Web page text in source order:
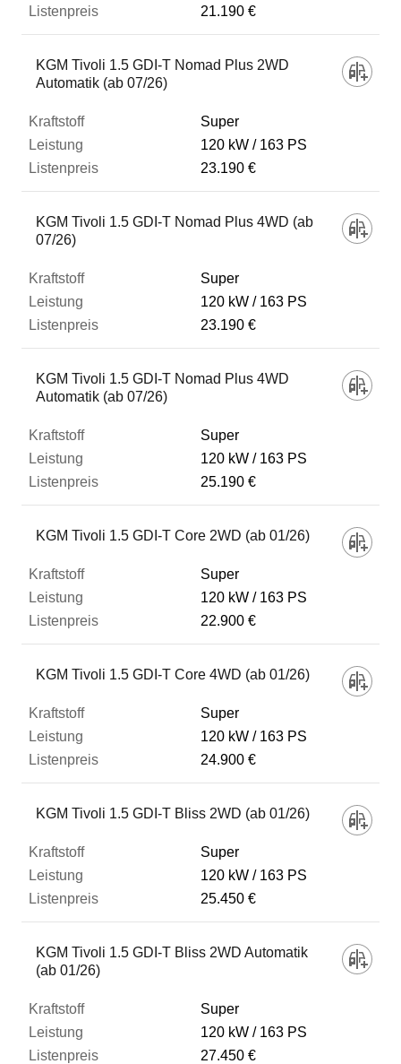
21.190 €
KGM Tivoli 1.5 GDI-T Nomad Plus 2WD
Automatik (ab 07/26)
Super
120 kW
163 PS
23.190 €
KGM Tivoli 1.5 GDI-T Nomad Plus 4WD (ab
07/26)
Super
120 kW
163 PS
23.190 €
KGM Tivoli 1.5 GDI-T Nomad Plus 4WD
Automatik (ab 07/26)
Super
120 kW
163 PS
25.190 €
KGM Tivoli 1.5 GDI-T Core 2WD (ab 01/26)
Super
120 kW
163 PS
22.900 €
KGM Tivoli 1.5 GDI-T Core 4WD (ab 01/26)
Super
120 kW
163 PS
24.900 €
KGM Tivoli 1.5 GDI-T Bliss 2WD (ab 01/26)
Super
120 kW
163 PS
25.450 €
KGM Tivoli 1.5 GDI-T Bliss 2WD Automatik
(ab 01/26)
Super
120 kW
163 PS
27.450 €